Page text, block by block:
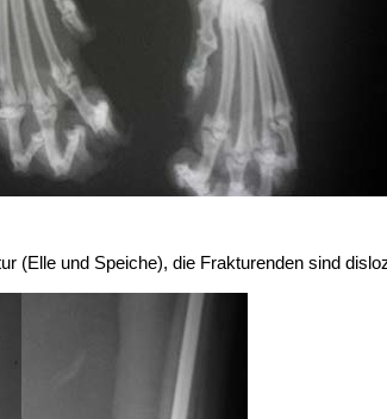
(Elle und Speiche), die Frakturenden sind